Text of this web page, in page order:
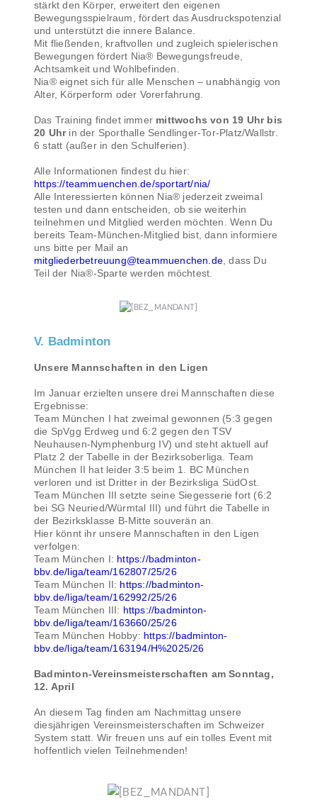
stärkt den Körper, erweitert den eigenen
Bewegungsspielraum, fördert das Ausdruckspotenzial
und unterstützt die innere Balance.
Mit fließenden, kraftvollen und zugleich spielerischen
Bewegungen fördert Nia® Bewegungsfreude,
Achtsamkeit und Wohlbefinden.
Nia® eignet sich für alle Menschen – unabhängig von
Alter, Körperform oder Vorerfahrung.
Das Training findet immer mittwochs von 19 Uhr bis
20 Uhrin der Sporthalle Sendlinger-Tor-Platz/Wallstr.
6 statt (außer in den Schulferien).
Alle Informationen findest du hier:
https://teammuenchen.de/sportart/nia/
Alle Interessierten können Nia® jederzeit zweimal
testen und dann entscheiden, ob sie weiterhin
teilnehmen und Mitglied werden möchten. Wenn Du
bereits Team-München-Mitglied bist, dann informiere
uns bitte per Mail an
mitgliederbetreuung@teammuenchen.de , dass Du
Teil der Nia®-Sparte werden möchtest.
V. Badminton
Unsere Mannschaften in den Ligen
Im Januar erzielten unsere drei Mannschaften diese
Ergebnisse:
Team München I hat zweimal gewonnen (5:3 gegen
die SpVgg Erdweg und 6:2 gegen den TSV
Neuhausen-Nymphenburg IV) und steht aktuell auf
Platz 2 der Tabelle in der Bezirksoberliga. Team
München II hat leider 3:5 beim 1. BC München
verloren und ist Dritter in der Bezirksliga SüdOst.
Team München III setzte seine Siegesserie fort (6:2
bei SG Neuried/Würmtal III) und führt die Tabelle in
der Bezirksklasse B-Mitte souverän an.
Hier könnt ihr unsere Mannschaften in den Ligen
verfolgen:
Team München I: https://badminton-
bbv.de/liga/team/162807/25/26
Team München II: https://badminton-
bbv.de/liga/team/162992/25/26
Team München III: https://badminton-
bbv.de/liga/team/163660/25/26
Team München Hobby: https://badminton-
bbv.de/liga/team/163194/H%2025/26
Badminton-Vereinsmeisterschaften am Sonntag,
12. April
An diesem Tag finden am Nachmittag unsere
diesjährigen Vereinsmeisterschaften im Schweizer
System statt. Wir freuen uns auf ein tolles Event mit
hoffentlich vielen Teilnehmenden!